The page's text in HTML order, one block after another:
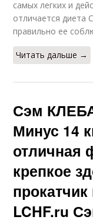
самых легких и
отличается диета
правильно ее
Читать дальше →
Сэм
Минус 14
отличная
крепкое
LCHF.ru